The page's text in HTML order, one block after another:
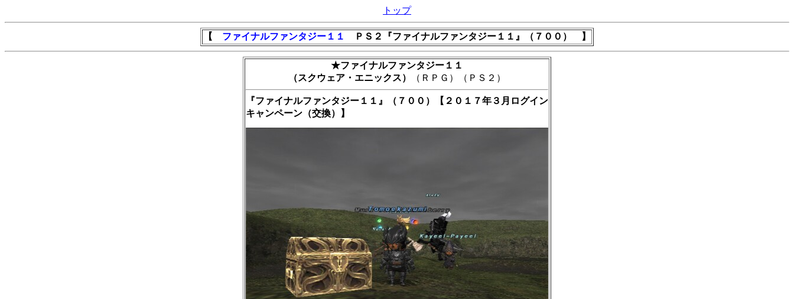
トップ
【 ファイナルファンタジー１１ ＰＳ２『ファイナルファンタジー１１』（７００） 】
★ファイナルファンタジー１１
（スクウェア・エニックス）
（ＲＰＧ）（ＰＳ２）
『ファイナルファンタジー１１』（７００）【２０１７年３月ログイン
キャンペーン（交換）】